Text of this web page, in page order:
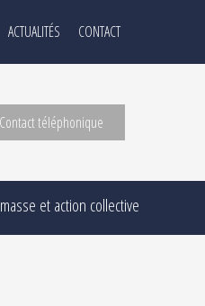
ACTUALITÉS CONTACT
Contact téléphonique
et action collective